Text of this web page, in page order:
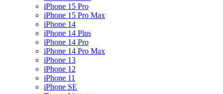
iPhone 15 Pro
iPhone 15 Pro Max
iPhone 14
iPhone 14 Plus
iPhone 14 Pro
iPhone 14 Pro Max
iPhone 13
iPhone 12
iPhone 11
iPhone SE